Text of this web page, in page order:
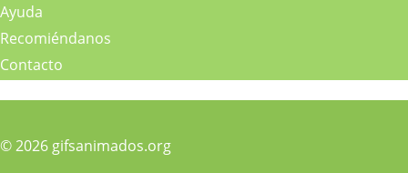
Ayuda
Recomiéndanos
Contacto
© 2026 gifsanimados.org